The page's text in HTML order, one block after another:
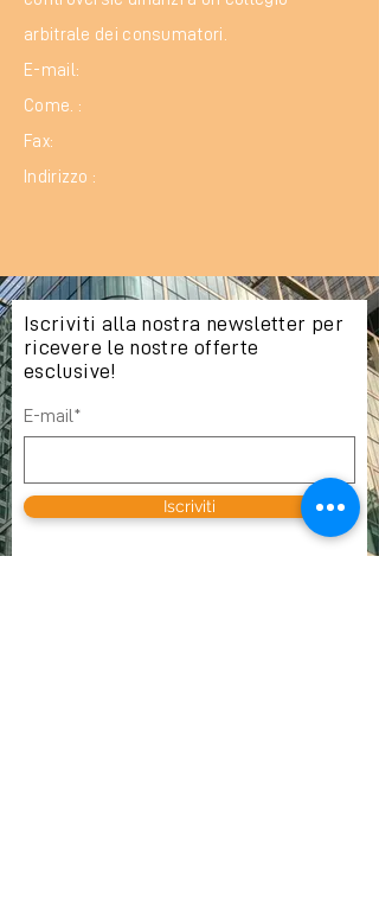
arbitrale dei consumatori.
E-mail:
Come. :
Fax:
Indirizzo :
Iscriviti alla nostra newsletter per
ricevere le nostre offerte
esclusive!
E-mail*
Iscriviti